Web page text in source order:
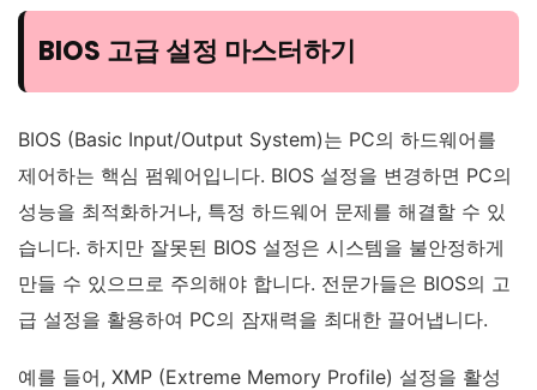
BIOS 고급 설정 마스터하기
BIOS (Basic Input/Output System)는 PC의 하드웨어를
제어하는 핵심 펌웨어입니다. BIOS 설정을 변경하면 PC의
성능을 최적화하거나, 특정 하드웨어 문제를 해결할 수 있
습니다. 하지만 잘못된 BIOS 설정은 시스템을 불안정하게
만들 수 있으므로 주의해야 합니다. 전문가들은 BIOS의 고
급 설정을 활용하여 PC의 잠재력을 최대한 끌어냅니다.
예를 들어, XMP (Extreme Memory Profile) 설정을 활성